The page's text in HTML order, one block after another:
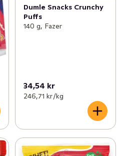
Dumle Snacks Crunchy
Puffs
140 g, Fazer
34,54 kr
246,71 kr /kg